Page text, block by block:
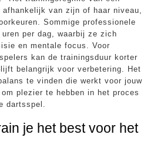
van zijn of haar niveau,
Sommige professionele
per dag, waarbij ze zich
en mentale focus. Voor
kan de trainingsduur korter
belangrijk voor verbetering. Het
te vinden die werkt voor jouw
plezier te hebben in het proces
dartsspel.
je het best voor het